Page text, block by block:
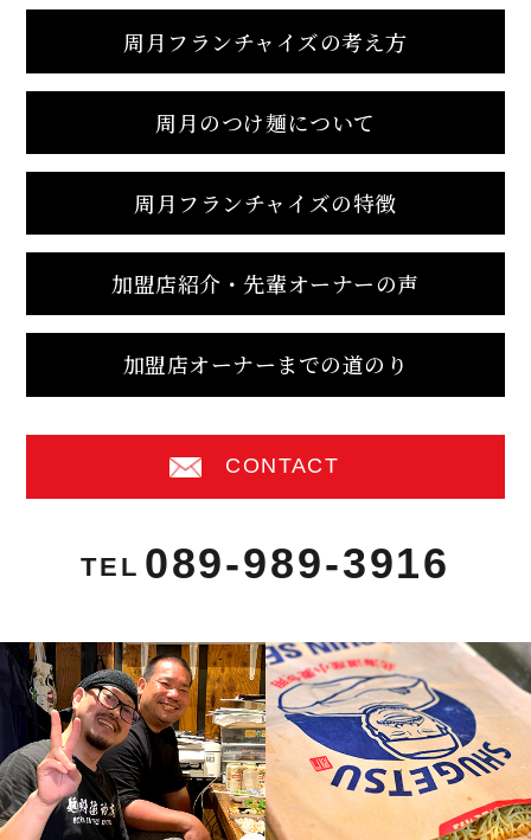
周月フランチャイズの考え方
周月のつけ麺について
周月フランチャイズの特徴
加盟店紹介・先輩オーナーの声
加盟店オーナーまでの道のり
CONTACT
089-989-3916